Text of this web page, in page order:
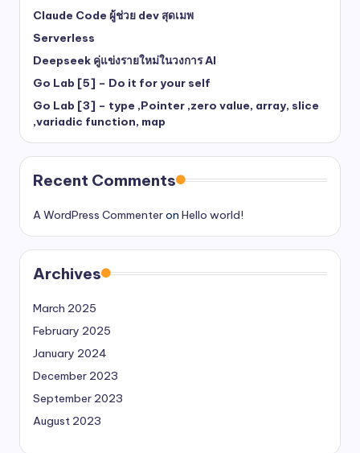
Claude Code ผู้ช่วย dev สุดเมพ
Serverless
Deepseek คู่แข่งรายใหม่ในวงการ AI
Go Lab [5] – Do it for your self
Go Lab [3] – type ,Pointer ,zero value, array, slice
,variadic function, map
Recent Comments
A WordPress Commenteron Hello world!
Archives
March 2025
February 2025
January 2024
December 2023
September 2023
August 2023